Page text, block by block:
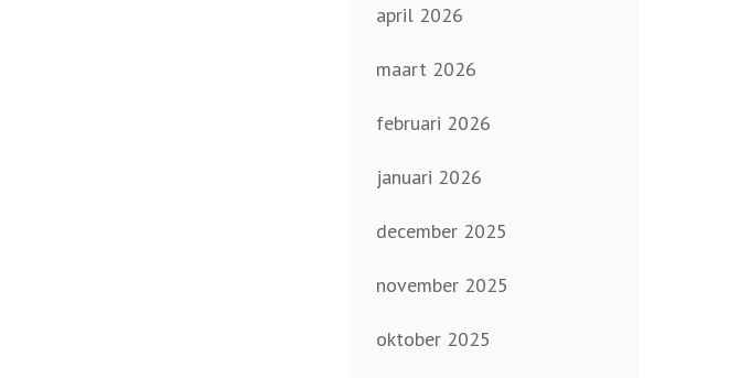
april 2026
maart 2026
februari 2026
januari 2026
december 2025
november 2025
oktober 2025